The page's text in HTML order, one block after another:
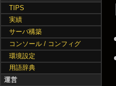
TIPS
実績
サーバ構築
コンソール / コンフィグ
環境設定
用語辞典
運営